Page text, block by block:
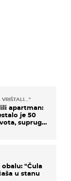
VRIŠTALI..."
apartman:
je 50
supruga
"Čula
u stanu